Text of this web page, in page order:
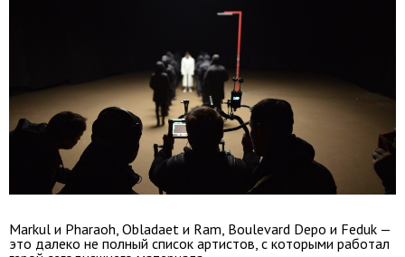
Markul и Pharaoh, Obladaet и Ram, Boulevard Depo и Feduk —
это далеко не полный список артистов, с которыми работал